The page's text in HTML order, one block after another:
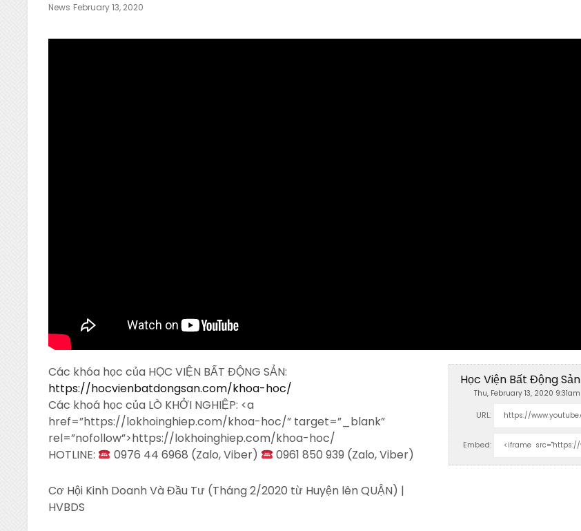
News Posted
February 13, 2020
Học Viện Bất Động Sản
Thu, February 13, 2020 9:31am
URL:
Embed:
Các khóa học của HỌC VIỆN BẤT ĐỘNG SẢN:
https://hocvienbatdongsan.com/khoa-hoc/
Các khoá học của LÒ KHỞI NGHIỆP: <a
href=”https://lokhoinghiep.com/khoa-hoc/” target=”_blank”
rel=”nofollow”>https://lokhoinghiep.com/khoa-hoc/
HOTLINE:
0976 44 6968 (Zalo, Viber) 0961 850 939 (Zalo, Viber)
Cơ Hội Kinh Doanh Và Đầu Tư (Tháng 2/2020 từ Huyện lên QUẬN) |
HVBDS